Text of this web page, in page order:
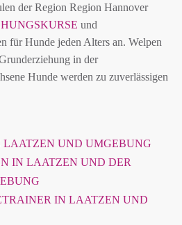
der Region Region Hannover
und
für Hunde jeden Alters an. Welpen
in der
Hunde werden zu zuverlässigen
LAATZEN UND UMGEBUNG
IN LAATZEN UND DER
IN LAATZEN UND